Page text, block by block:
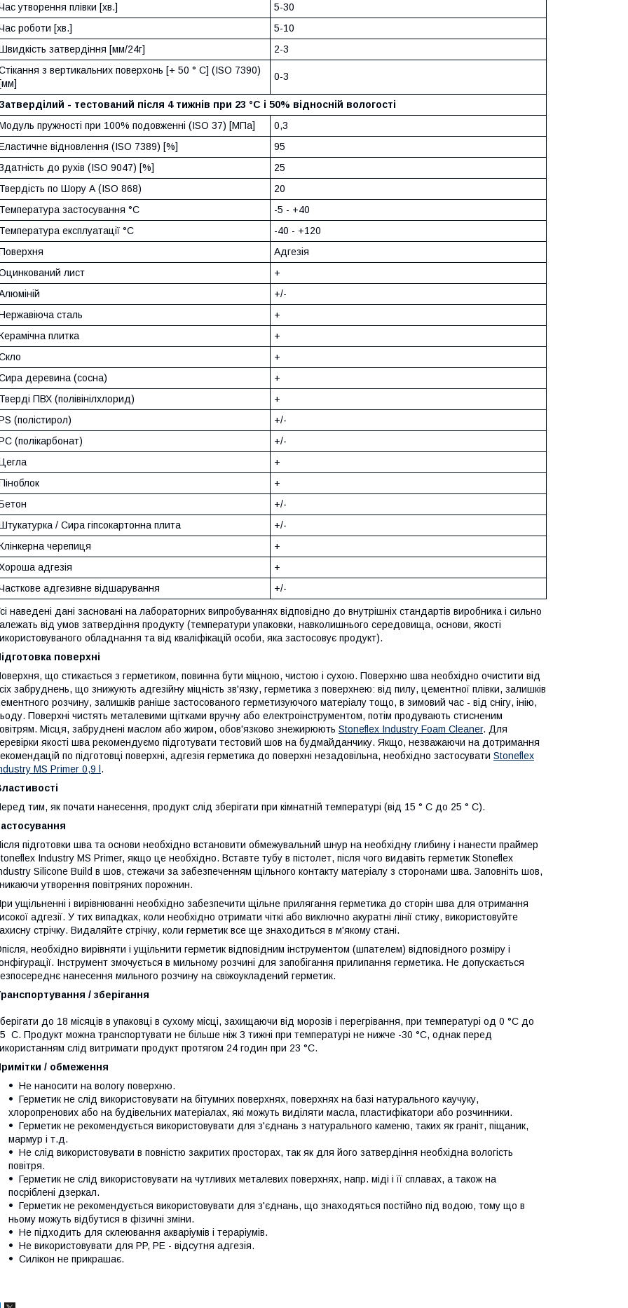
утворення плівки [хв.]
5-30
роботи [хв.]
5-10
затвердіння [мм/24г]
2-3
з вертикальних поверхонь [+ 50 ° C] (ISO 7390)
[мм]
0-3
- тестований після 4 тижнів при 23 °С і 50% відносній вологості
пружності при 100% подовженні (ISO 37) [МПа]
0,3
відновлення (ISO 7389) [%]
95
до рухів (ISO 9047) [%]
25
Твердість по Шору А (ISO 868)
20
Температура застосування °С
-5 - +40
Температура експлуатації °С
-40 - +120
Адгезія
лист
+
+/-
сталь
+
плитка
+
+
деревина (сосна)
+
Тверді ПВХ (полівінілхлорид)
+
(полістирол)
+/-
(полікарбонат)
+/-
+
+
+/-
/ Сира гіпсокартонна плита
+/-
черепиця
+
адгезія
+
адгезивне відшарування
+/-
наведені дані засновані на лабораторних випробуваннях відповідно до внутрішніх стандартів виробника і сильно
від умов затвердіння продукту (температури упаковки, навколишнього середовища, основи, якості
обладнання та від кваліфікацій особи, яка застосовує продукт).
поверхні
що стикається з герметиком, повинна бути міцною, чистою і сухою. Поверхню шва необхідно очистити від
забруднень, що знижують адгезійну міцність зв'язку, герметика з поверхнею: від пилу, цементної плівки, залишків
розчину, залишків раніше застосованого герметизуючого матеріалу тощо, в зимовий час - від снігу, інію,
Поверхні чистять металевими щітками вручну або електроінструментом, потім продувають стисненим
Місця, забруднені маслом або жиром, обов'язково знежирюють Stoneflex Industry Foam Cleaner. Для
якості шва рекомендуємо підготувати тестовий шов на будмайданчику. Якщо, незважаючи на дотримання
по підготовці поверхні, адгезія герметика до поверхні незадовільна, необхідно застосувати Stoneflex
MS Primer 0,9 l .
тим, як почати нанесення, продукт слід зберігати при кімнатній температурі (від 15 ° C до 25 ° C).
підготовки шва та основи необхідно встановити обмежувальний шнур на необхідну глибину і нанести праймер
Industry MS Primer, якщо це необхідно. Вставте тубу в пістолет, після чого видавіть герметик Stoneflex
Silicone Build в шов, стежачи за забезпеченням щільного контакту матеріалу з сторонами шва. Заповніть шов,
утворення повітряних порожнин.
ущільненні і вирівнюванні необхідно забезпечити щільне прилягання герметика до сторін шва для отримання
адгезії. У тих випадках, коли необхідно отримати чіткі або виключно акуратні лінії стику, використовуйте
стрічку. Видаляйте стрічку, коли герметик все ще знаходиться в м'якому стані.
необхідно вирівняти і ущільнити герметик відповідним інструментом (шпателем) відповідного розміру і
Інструмент змочується в мильному розчині для запобігання прилипання герметика. Не допускається
нанесення мильного розчину на свіжоукладений герметик.
/ зберігання
до 18 місяців в упаковці в сухому місці, захищаючи від морозів і перегрівання, при температурі од 0 °C до
C. Продукт можна транспортувати не більше ніж 3 тижні при температурі не нижче -30 °С, однак перед
слід витримати продукт протягом 24 годин при 23 °С.
/ обмеження
Не наносити на вологу поверхню.
Герметик не слід використовувати на бітумних поверхнях, поверхнях на базі натурального каучуку,
хлоропренових або на будівельних матеріалах, які можуть виділяти масла, пластифікатори або розчинники.
Герметик не рекомендується використовувати для з'єднань з натурального каменю, таких як граніт, піщаник,
мармур і т.д.
Не слід використовувати в повністю закритих просторах, так як для його затвердіння необхідна вологість
повітря.
Герметик не слід використовувати на чутливих металевих поверхнях, напр. міді і її сплавах, а також на
посріблені дзеркал.
Герметик не рекомендується використовувати для з'єднань, що знаходяться постійно під водою, тому що в
ньому можуть відбутися в фізичні зміни.
Не підходить для склеювання акваріумів і тераріумів.
Не використовувати для PP, PE - відсутня адгезія.
Силікон не прикрашає.